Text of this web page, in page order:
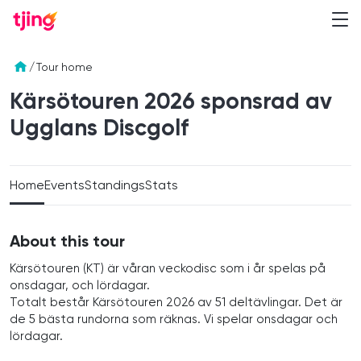
/Tour home
Kärsötouren 2026 sponsrad av
Ugglans Discgolf
HomeEventsStandingsStats
About this tour
Kärsötouren (KT) är våran veckodisc som i år spelas på
onsdagar, och lördagar.
Totalt består Kärsötouren 2026 av 51 deltävlingar. Det är
de 5 bästa rundorna som räknas. Vi spelar onsdagar och
lördagar.